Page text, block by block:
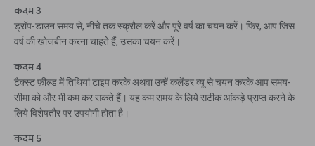
कदम 3
ड्रॉप-डाउन समय से, नीचे तक स्क्रौल करें और पूरे वर्ष का चयन करें। फिर, आप जिस
वर्ष की खोजबीन करना चाहते हैं, उसका चयन करें।
कदम 4
टैक्स्ट फ़ील्ड में तिथियां टाइप करके अथवा उन्हें कलेंडर व्यू से चयन करके आप समय-
सीमा को और भी कम कर सकते हैं। यह कम समय के लिये सटीक आंकड़े प्राप्त करने के
लिये विशेषतौर पर उपयोगी होता है।
कदम 5